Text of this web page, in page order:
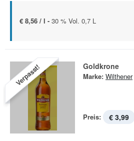
€ 8,56 / l - 30 % Vol. 0,7 L
Verpasst! Goldkrone
Marke: Wilthener
Preis: € 3,99